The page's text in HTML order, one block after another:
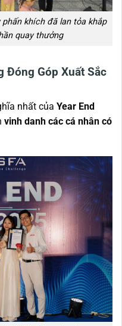
khích đã lan tỏa khắp
quay thưởng
Đóng Góp Xuất Sắc
nhất của Year End
vinh danh các cá nhân có